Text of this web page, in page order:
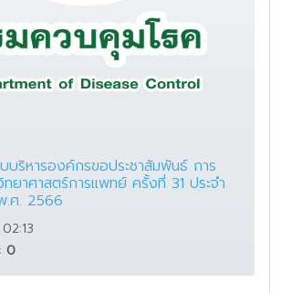
ริหารองค์กรขอประชาสัมพันธ์ การ
ทยาศาสตร์การแพทย์ ครั้งที่ 31 ประจำ
.ศ. 2566
0